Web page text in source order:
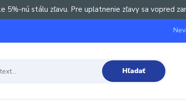
5%-nú stálu zľavu. Pre uplatnenie zľavy sa vopred
Hľadať